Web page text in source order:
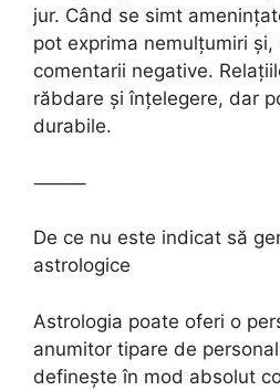
jur. Când se simt
pot exprima nemulțumiri
comentarii negative.
răbdare și înțelegere, dar
durabile.
⸻
De ce nu este indicat să
astrologice
Astrologia poate oferi o
anumitor tipare de
definește în mod absolut